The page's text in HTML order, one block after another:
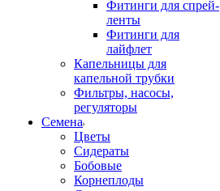
Фитинги для спрей-
ленты
Фитинги для
лайфлет
Капельницы для
капельной трубки
Фильтры, насосы,
регуляторы
Семена
Цветы
Сидераты
Бобовые
Корнеплоды